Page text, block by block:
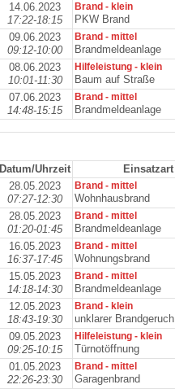
14.06.2023
17:22-18:15
Brand - klein
PKW Brand
09.06.2023
09:12-10:00
Brand - mittel
Brandmeldeanlage
08.06.2023
10:01-11:30
Hilfeleistung - klein
Baum auf Straße
07.06.2023
14:48-15:15
Brand - mittel
Brandmeldeanlage
Datum/Uhrzeit Einsatzart
28.05.2023
07:27-12:30
Brand - mittel
Wohnhausbrand
28.05.2023
01:20-01:45
Brand - mittel
Brandmeldeanlage
16.05.2023
16:37-17:45
Brand - mittel
Wohnungsbrand
15.05.2023
14:18-14:30
Brand - mittel
Brandmeldeanlage
12.05.2023
18:43-19:30
Brand - klein
unklarer Brandgeruch
09.05.2023
09:25-10:15
Hilfeleistung - klein
Türnotöffnung
01.05.2023
22:26-23:30
Brand - mittel
Garagenbrand